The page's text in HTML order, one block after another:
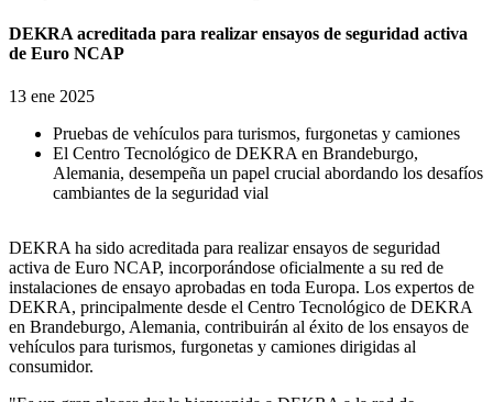
DEKRA acreditada para realizar ensayos de seguridad activa
de Euro NCAP
13 ene 2025
Pruebas de vehículos para turismos, furgonetas y camiones
El Centro Tecnológico de DEKRA en Brandeburgo,
Alemania, desempeña un papel crucial abordando los desafíos
cambiantes de la seguridad vial
DEKRA ha sido acreditada para realizar ensayos de seguridad
activa de Euro NCAP, incorporándose oficialmente a su red de
instalaciones de ensayo aprobadas en toda Europa. Los expertos de
DEKRA, principalmente desde el Centro Tecnológico de DEKRA
en Brandeburgo, Alemania, contribuirán al éxito de los ensayos de
vehículos para turismos, furgonetas y camiones dirigidas al
consumidor.